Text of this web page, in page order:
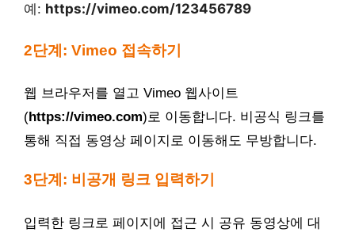
예: https://vimeo.com/123456789
2단계: Vimeo 접속하기
웹 브라우저를 열고 Vimeo 웹사이트
(https://vimeo.com)로 이동합니다. 비공식 링크를
통해 직접 동영상 페이지로 이동해도 무방합니다.
3단계: 비공개 링크 입력하기
입력한 링크로 페이지에 접근 시 공유 동영상에 대